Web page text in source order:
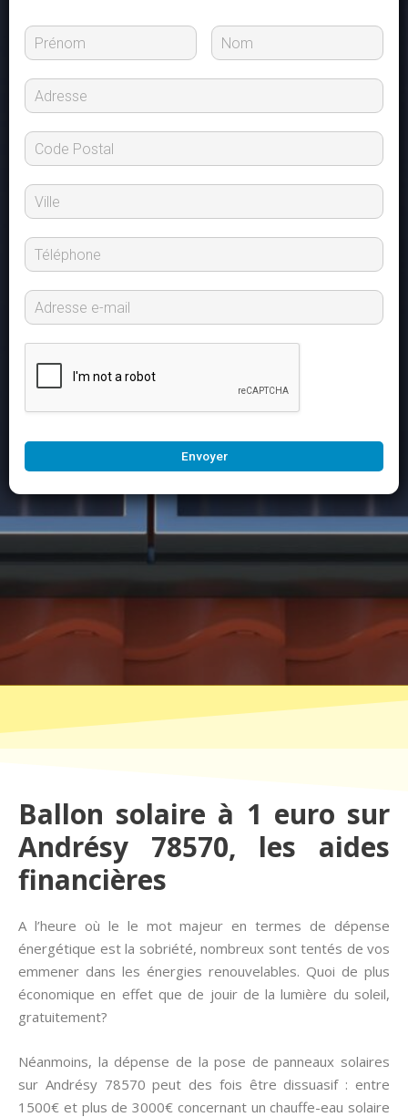
Envoyer
Ballon solaire à 1 euro sur
Andrésy 78570, les aides
financières
A l’heure où le le mot majeur en termes de dépense
énergétique est la sobriété, nombreux sont tentés de vos
emmener dans les énergies renouvelables. Quoi de plus
économique en effet que de jouir de la lumière du soleil,
gratuitement?
Néanmoins, la dépense de la pose de panneaux solaires
sur Andrésy 78570 peut des fois être dissuasif : entre
1500€ et plus de 3000€ concernant un chauffe-eau solaire